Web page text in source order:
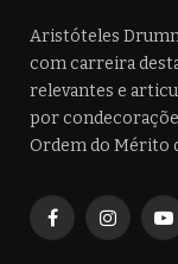
Aristóteles
com carreira
relevantes e
por
Ordem do Mérito
Facebook